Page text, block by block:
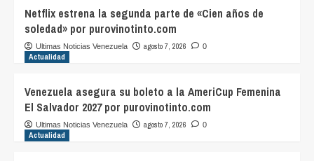
Netflix estrena la segunda parte de «Cien años de
soledad» por purovinotinto.com
Ultimas Noticias Venezuela agosto 7, 2026 0
Actualidad
Venezuela asegura su boleto a la AmeriCup Femenina
El Salvador 2027 por purovinotinto.com
Ultimas Noticias Venezuela agosto 7, 2026 0
Actualidad